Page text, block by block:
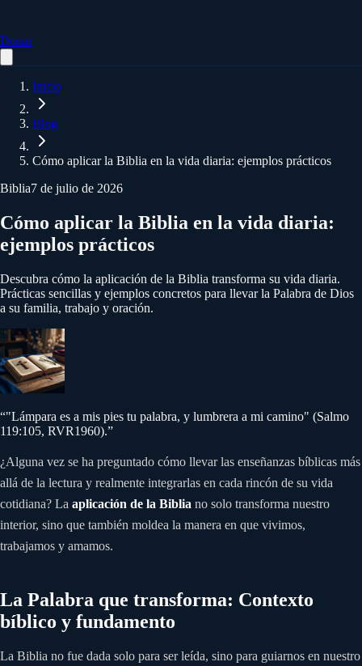
Donar
Inicio
Blog
Cómo aplicar la Biblia en la vida diaria: ejemplos prácticos
Biblia7 de julio de 2026
Cómo aplicar la Biblia en la vida diaria:
ejemplos prácticos
Descubra cómo la aplicación de la Biblia transforma su vida diaria.
Prácticas sencillas y ejemplos concretos para llevar la Palabra de Dios
a su familia, trabajo y oración.
“"Lámpara es a mis pies tu palabra, y lumbrera a mi camino" (Salmo
119:105, RVR1960).”
¿Alguna vez se ha preguntado cómo llevar las enseñanzas bíblicas más
allá de la lectura y realmente integrarlas en cada rincón de su vida
cotidiana? La aplicación de la Biblia no solo transforma nuestro
interior, sino que también moldea la manera en que vivimos,
trabajamos y amamos.
La Palabra que transforma: Contexto
bíblico y fundamento
La Biblia no fue dada solo para ser leída, sino para guiarnos en nuestro